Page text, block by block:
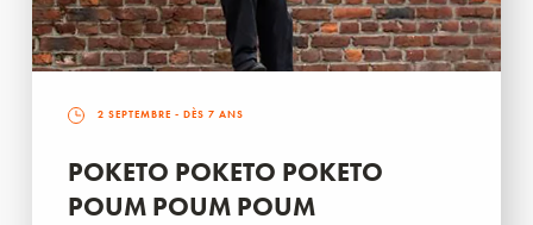
2 SEPTEMBRE - DÈS 7 ANS
POKETO POKETO POKETO
POUM POUM POUM